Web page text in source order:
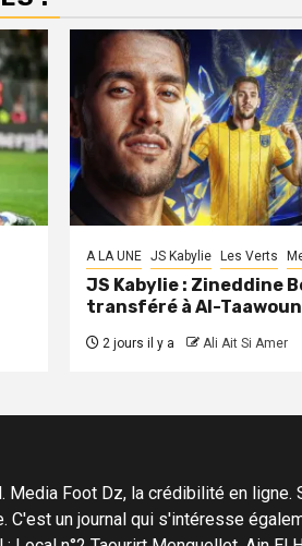
A LA UNE JS Kabylie Les Verts
JS Kabylie : Zineddine
transféré à Al-Taawoun
2 jours il y a Ali Ait Si Amer
Foot Dz, la crédibilité en
C'est un journal qui s'intéresse